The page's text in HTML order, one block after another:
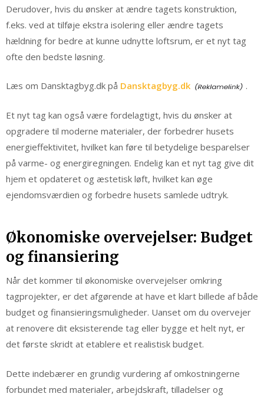
Derudover, hvis du ønsker at ændre tagets konstruktion,
f.eks. ved at tilføje ekstra isolering eller ændre tagets
hældning for bedre at kunne udnytte loftsrum, er et nyt tag
ofte den bedste løsning.
Læs om Dansktagbyg.dk på Dansktagbyg.dk .
Et nyt tag kan også være fordelagtigt, hvis du ønsker at
opgradere til moderne materialer, der forbedrer husets
energieffektivitet, hvilket kan føre til betydelige besparelser
på varme- og energiregningen. Endelig kan et nyt tag give dit
hjem et opdateret og æstetisk løft, hvilket kan øge
ejendomsværdien og forbedre husets samlede udtryk.
Økonomiske overvejelser: Budget
og finansiering
Når det kommer til økonomiske overvejelser omkring
tagprojekter, er det afgørende at have et klart billede af både
budget og finansieringsmuligheder. Uanset om du overvejer
at renovere dit eksisterende tag eller bygge et helt nyt, er
det første skridt at etablere et realistisk budget.
Dette indebærer en grundig vurdering af omkostningerne
forbundet med materialer, arbejdskraft, tilladelser og